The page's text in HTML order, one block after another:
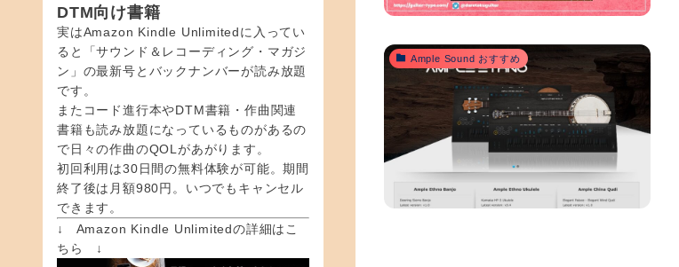
Ample Sound おすすめ
DTM向け書籍
実はAmazon Kindle Unlimitedに入ってい
ると「サウンド＆レコーディング・マガジ
ン」の最新号とバックナンバーが読み放題
です。
またコード進行本やDTM書籍・作曲関連
書籍も読み放題になっているものがあるの
で日々の作曲のQOLがあがります。
初回利用は30日間の無料体験が可能。期間
終了後は月額980円。いつでもキャンセル
できます。
↓ Amazon Kindle Unlimitedの詳細はこ
ちら ↓